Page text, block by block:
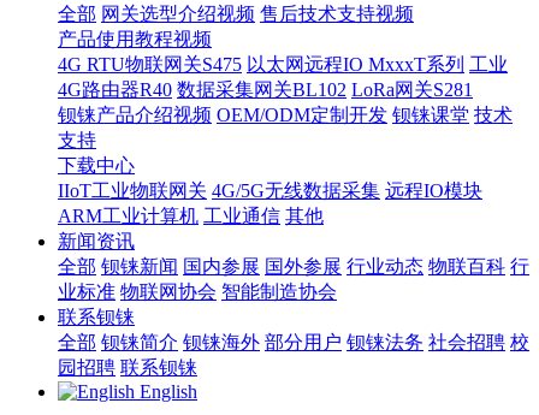
全部 网关选型介绍视频 售后技术支持视频
产品使用教程视频
4G RTU物联网关S475 以太网远程IO MxxxT系列 工业
4G路由器R40 数据采集网关BL102 LoRa网关S281
钡铼产品介绍视频 OEM/ODM定制开发 钡铼课堂 技术
支持
下载中心
IIoT工业物联网关 4G/5G无线数据采集 远程IO模块
ARM工业计算机 工业通信 其他
新闻资讯
全部 钡铼新闻 国内参展 国外参展 行业动态 物联百科 行
业标准 物联网协会 智能制造协会
联系钡铼
全部 钡铼简介 钡铼海外 部分用户 钡铼法务 社会招聘 校
园招聘 联系钡铼
English